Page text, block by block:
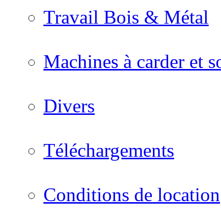
Travail Bois & Métal
Machines à carder et
Divers
Téléchargements
Conditions de location